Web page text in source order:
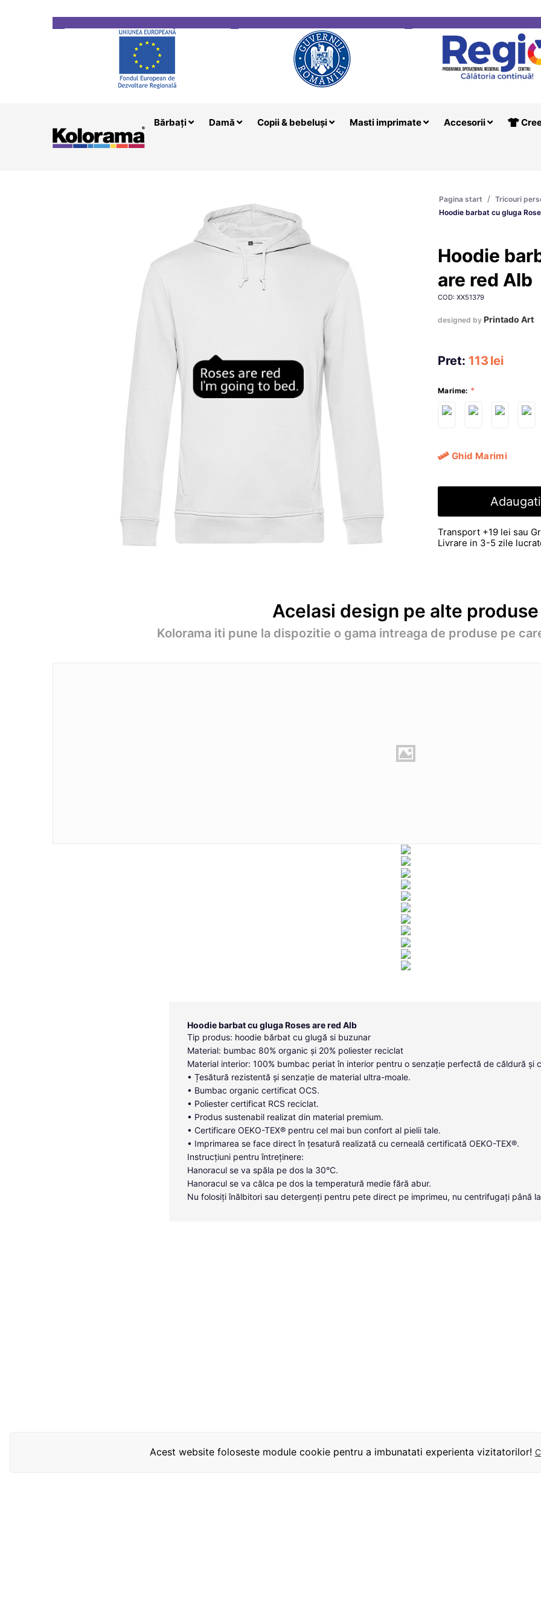
Acest website foloseste module cookie pentru a imbunatati experienta vizitatorilor!
Bărbați Damă Copii & bebeluși Masti imprimate Accesorii
Pagina start / Tricouri
Hoodie barbat cu gluga
Hoodie
are red Alb
COD: XX51379
designed by Printado Art
Pret: 113 lei
Marime:
Ghid Marimi
Transport +19 lei sau
Livrare in 3-5 zile
Acelasi design pe alte produse
Kolorama iti pune la dispozitie o gama intreaga de produse pe
Hoodie barbat cu gluga Roses are red Alb
Tip produs: hoodie bărbat cu glugă si buzunar
Material: bumbac 80% organic și 20% poliester reciclat
Material interior: 100% bumbac periat în interior pentru o senzație perfectă de căldură și
• Țesătură rezistentă și senzație de material ultra-moale.
• Bumbac organic certificat OCS.
• Poliester certificat RCS reciclat.
• Produs sustenabil realizat din material premium.
• Certificare OEKO-TEX® pentru cel mai bun confort al pielii tale.
• Imprimarea se face direct în țesatură realizată cu cerneală certificată OEKO-TEX®.
Instrucțiuni pentru întreținere:
Hanoracul se va spăla pe dos la 30°C.
Hanoracul se va călca pe dos la temperatură medie fără abur.
Nu folosiți înălbitori sau detergenți pentru pete direct pe imprimeu, nu centrifugați până